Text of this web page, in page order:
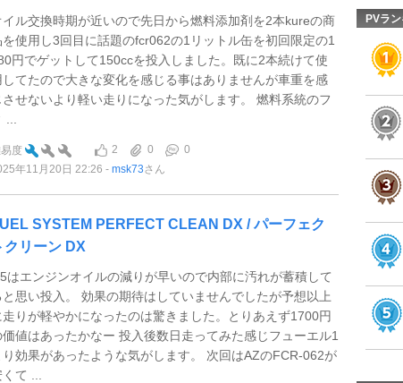
イル交換時期が近いので先日から燃料添加剤を2本kureの商
を使用し3回目に話題のfcr062の1リットル缶を初回限定の1
円でゲットして150ccを投入しました。既に2本続けて使
してたので大きな変化を感じる事はありませんが車重を感
させないより軽い走りになった気がします。 燃料系統のフ
...
度 2 0
0
年11月20日 22:26
msk73さん
SYSTEM PERFECT CLEAN DX / パーフェク
クリーン DX
はエンジンオイルの減りが早いので内部に汚れが蓄積して
と思い投入。 効果の期待はしていませんでしたが予想以上
走りが軽やかになったのは驚きました。とりあえず1700円
価値はあったかなー 投入後数日走ってみた感じフューエル1
り効果があったような気がします。 次回はAZのFCR-062が
て ...
PVラ